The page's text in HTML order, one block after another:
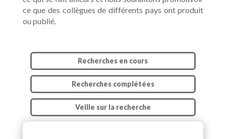
ce que des collègues de différents pays ont produit
ou publié.
Recherches en cours
Recherches complétées
Veille sur la recherche